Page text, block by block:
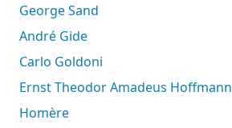
George Sand
André Gide
Carlo Goldoni
Ernst Theodor Amadeus Hoffmann
Homère